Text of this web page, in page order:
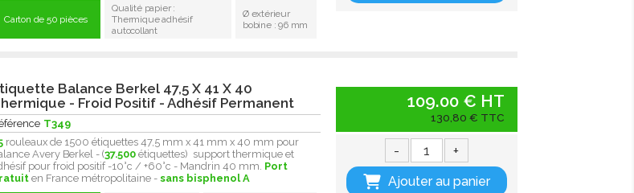
Carton de 50 pièces
Qualité papier :
Thermique adhésif
autocollant
Ø extérieur
bobine : 96 mm
Balance Berkel 47,5 X 41 X 40
- Froid Positif - Adhésif Permanent
T349
rouleaux de 1500 étiquettes 47,5 mm x 41 mm x 40 mm pour
Avery Berkel - (37.500 étiquettes) support thermique et
pour froid positif -10°c / +60°c - Mandrin 40 mm. Port
en France métropolitaine -sans bisphenol A
109.00 € HT
130,80 € TTC
- +
Ajouter au panier